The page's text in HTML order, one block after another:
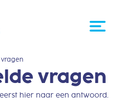
vragen
vragen
hier naar een antwoord.